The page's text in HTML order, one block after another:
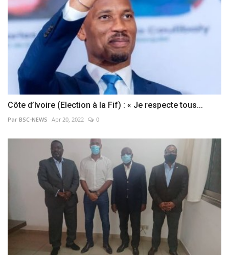
Côte d’Ivoire (Election à la Fif) : « Je respecte tous...
Par BSC-NEWS Apr 20, 2022 0